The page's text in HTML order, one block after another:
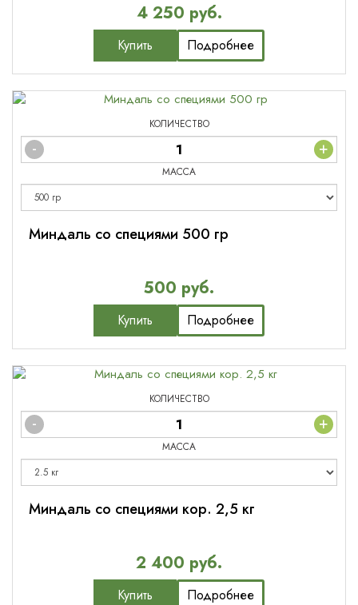
4 250 руб.
Купить Подробнее
КОЛИЧЕСТВО
- +
МАССА
Миндаль со специями 500 гр
500 руб.
Купить Подробнее
КОЛИЧЕСТВО
- +
МАССА
Миндаль со специями кор. 2,5 кг
2 400 руб.
Купить Подробнее